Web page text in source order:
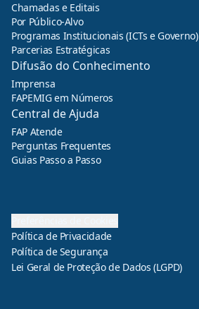
Chamadas e Editais
Por Público-Alvo
Programas Institucionais (ICTs e Governo)
Parcerias Estratégicas
Difusão do Conhecimento
Imprensa
FAPEMIG em Números
Central de Ajuda
FAP Atende
Perguntas Frequentes
Guias Passo a Passo
Política de Privacidade
Política de Segurança
Lei Geral de Proteção de Dados (LGPD)